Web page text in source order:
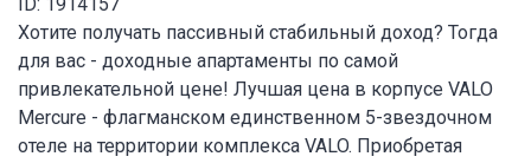
Хотите получать пассивный стабильный доход? Тогда
для вас - доходные апартаменты по самой
привлекательной цене! Лучшая цена в корпусе VALO
Mercure - флагманском единственном 5-звездочном
отеле на территории комплекса VALO. Приобретая